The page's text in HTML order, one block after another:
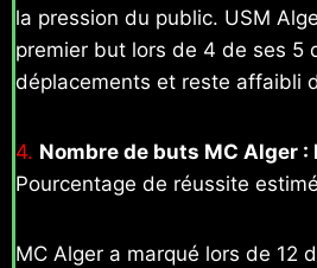
la pression du public. USM
premier but lors de 4 de ses 5
déplacements et reste affaibli
4. Nombre de buts MC Alger :
Pourcentage de réussite
MC Alger a marqué lors de 12